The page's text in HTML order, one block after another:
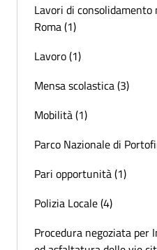
Lavori di
Roma (1)
Lavoro (1)
Mensa scolastica (3)
Mobilità (1)
Parco Nazionale di
Pari opportunità (1)
Polizia Locale (4)
Procedura negoziata